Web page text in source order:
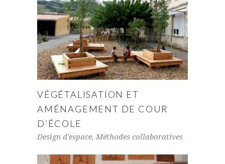
VÉGÉTALISATION ET
AMÉNAGEMENT DE COUR
D’ÉCOLE
Design d'espace, Méthodes collaboratives